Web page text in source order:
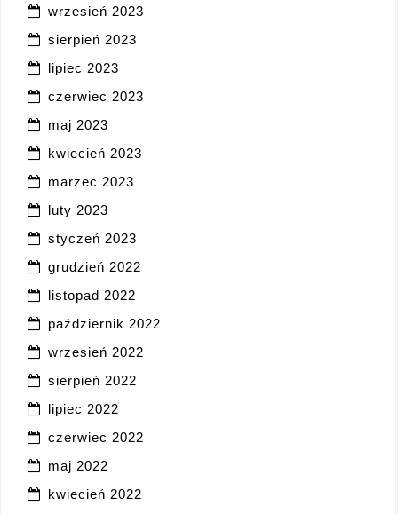
wrzesień 2023
sierpień 2023
lipiec 2023
czerwiec 2023
maj 2023
kwiecień 2023
marzec 2023
luty 2023
styczeń 2023
grudzień 2022
listopad 2022
październik 2022
wrzesień 2022
sierpień 2022
lipiec 2022
czerwiec 2022
maj 2022
kwiecień 2022